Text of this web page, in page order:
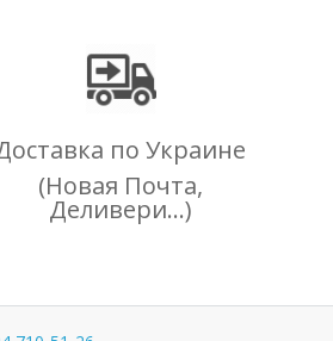
по Украине
(Новая Почта,
Деливери...)